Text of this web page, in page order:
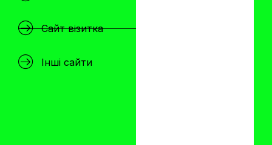
Сайт візитка
Інші сайти